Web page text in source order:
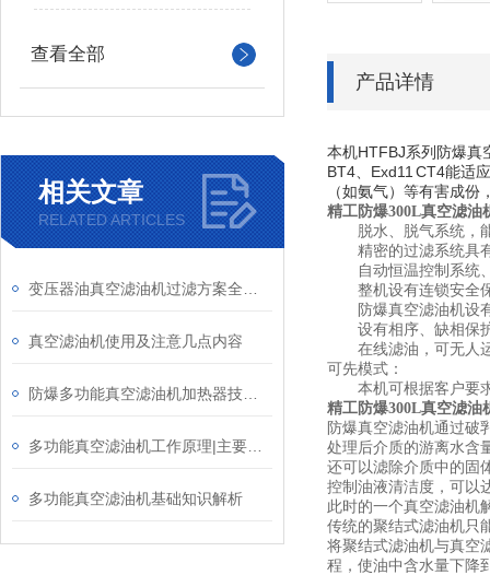
查看全部
相关文章
RELATED ARTICLES
真空滤油机使用及注意几点内容
多功能真空滤油机基础知识解析
产品详情
本机HTFBJ系列防爆真
BT4、Exd11 CT4能适
（如氨气）等有害成
精工防爆300L真空滤油
脱水、脱气系统，能
精密的过滤系统具有
自动恒温控制系统、
整机设有连锁安全保
防爆真空滤油机设有
设有相序、缺相保护
在线滤油，可无人运
可先模式：
本机可根据客户要求
精工防爆300L真空滤油
防爆真空滤油机通过破
处理后介质的游离水含
还可以滤除介质中的固
控制油液清洁度，可以
此时的一个真空滤油机
传统的聚结式滤油机只
将聚结式滤油机与真空
程，使油中含水量下降